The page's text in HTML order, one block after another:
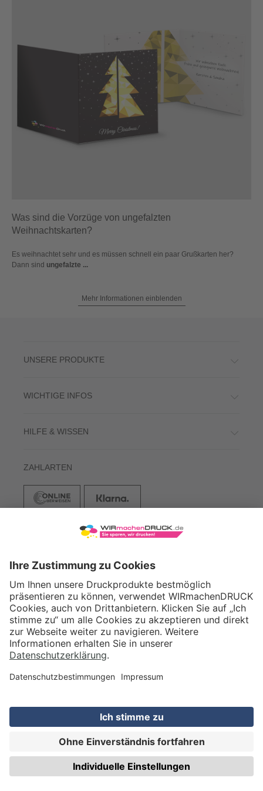
Was sind die Vorzüge von ungefalzten
Weihnachtskarten?
Es weihnachtet sehr und es müssen schnell ein paar Grußkarten her?
Dann sind ungefalzte ...
Mehr Informationen einblenden
UNSERE PRODUKTE
WICHTIGE INFOS
HILFE & WISSEN
ZAHLARTEN
VERSAND
WIRmachenDRUCK GmbH